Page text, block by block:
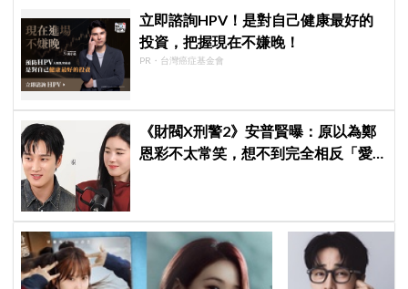
立即諮詢HPV！是對自己健康最好的
投資，把握現在不嫌晚！
PR・台灣癌症基金會
《財閥X刑警2》安普賢曝：原以為鄭
恩彩不太常笑，想不到完全相反「愛